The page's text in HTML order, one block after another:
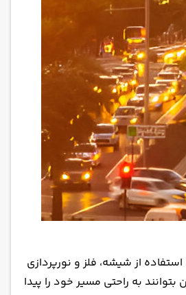
از شیشه، فلز و نورپردازی
به راحتی مسیر خود را پیدا